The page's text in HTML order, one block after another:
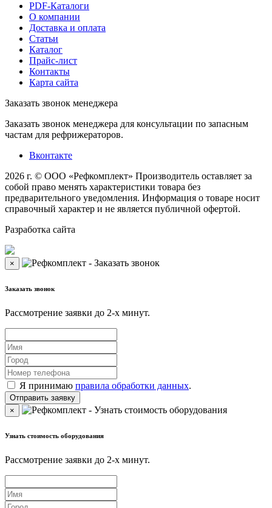
PDF-Каталоги
О компании
Доставка и оплата
Статьи
Каталог
Прайс-лист
Контакты
Карта сайта
Заказать звонок менеджера
Заказать звонок менеджера для консультации по запасным
частам для рефрижераторов.
Вконтакте
2026 г. © ООО «Рефкомплект» Производитель оставляет за
собой право менять характеристики товара без
предварительного уведомления. Информация о товаре носит
справочный характер и не является публичной офертой.
Разработка сайта
×
Заказать звонок
Рассмотрение заявки до 2-x минут.
Я принимаю правила обработки данных.
×
Узнать стоимость оборудования
Рассмотрение заявки до 2-x минут.